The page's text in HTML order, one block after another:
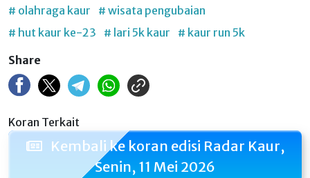
# olahraga kaur
# wisata pengubaian
# hut kaur ke-23
# lari 5k kaur
# kaur run 5k
Share
Koran Terkait
Kembali ke koran edisi Radar Kaur,
Senin, 11 Mei 2026